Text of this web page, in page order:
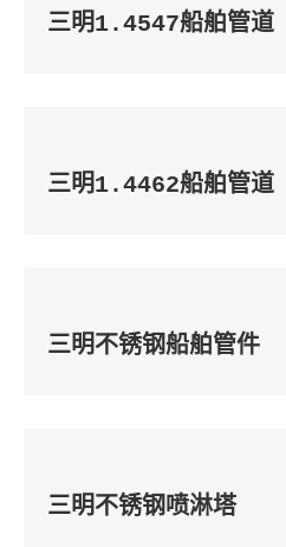
三明1.4547船舶管道
三明1.4462船舶管道
三明不锈钢船舶管件
三明不锈钢喷淋塔